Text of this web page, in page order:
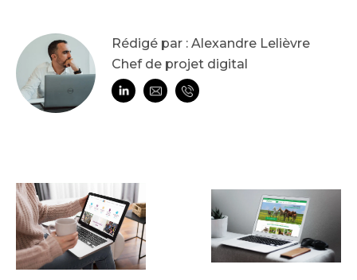
Rédigé par : Alexandre Lelièvre
Chef de projet digital